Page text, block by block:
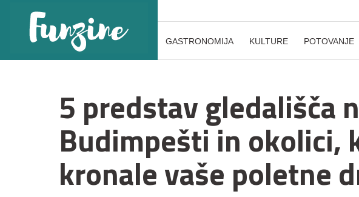
GASTRONOMIJA KULTURE POTOVANJE
5 predstav gledališča
Budimpešti in okolici,
kronale vaše poletne